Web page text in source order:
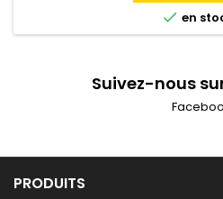
 en
Suivez-nous
PRODUITS